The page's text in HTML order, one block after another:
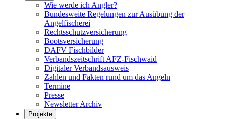
Wie werde ich Angler?
Bundesweite Regelungen zur Ausübung der
Angelfischerei
Rechtsschutzversicherung
Bootsversicherung
DAFV Fischbilder
Verbandszeitschrift AFZ-Fischwaid
Digitaler Verbandsausweis
Zahlen und Fakten rund um das Angeln
Termine
Presse
Newsletter Archiv
Projekte